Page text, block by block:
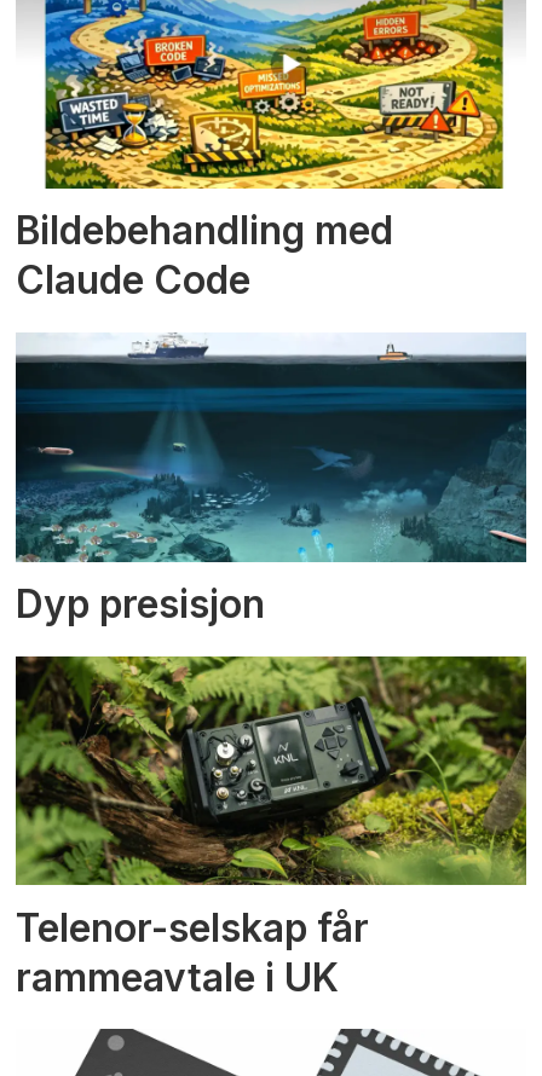
Bildebehandling med
Claude Code
Dyp presisjon
Telenor-selskap får
rammeavtale i UK